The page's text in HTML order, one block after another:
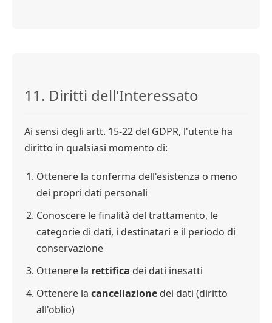
11. Diritti dell'Interessato
Ai sensi degli artt. 15-22 del GDPR, l'utente ha
diritto in qualsiasi momento di:
Ottenere la conferma dell'esistenza o meno
dei propri dati personali
Conoscere le finalità del trattamento, le
categorie di dati, i destinatari e il periodo di
conservazione
Ottenere la rettifica dei dati inesatti
Ottenere la cancellazione dei dati (diritto
all'oblio)